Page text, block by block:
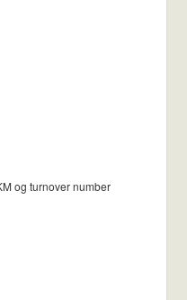
og turnover number